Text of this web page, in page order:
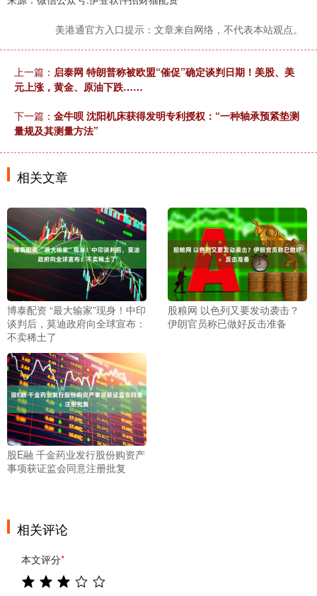
美港通官方入口提示：文章来自网络，不代表本站观点。
上一篇： 启泰网 特朗普称被欧盟“催促”确定谈判日期！美股、美
元上涨，黄金、原油下跌……
下一篇： 金牛呗 沈阳机床获得发明专利授权：“一种轴承预紧垫测
量规及其测量方法”
相关文章
博泰配资 “最大输家”现身！中印
谈判后，莫迪政府向全球宣布：
不卖稀土了
股粮网 以色列又要发动袭击？
伊朗官员称已做好反击准备
股E融 千金药业发行股份购资产
事项获证监会同意注册批复
相关评论
本文评分*